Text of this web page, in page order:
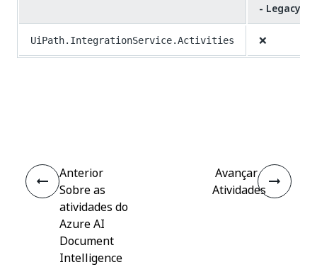
- Legacy
UiPath.IntegrationService.Activities ❌
Anterior
Sobre as
atividades do
Azure AI
Document
Intelligence
Avançar
Atividades